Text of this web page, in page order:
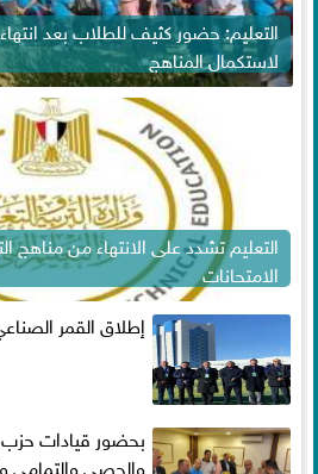
التعليم: حضور كثيف للطلاب بعد
لاستكمال المناهج
الامتحانات
إطلاق القمر
بحضور قيادات
والحصي والتمامي